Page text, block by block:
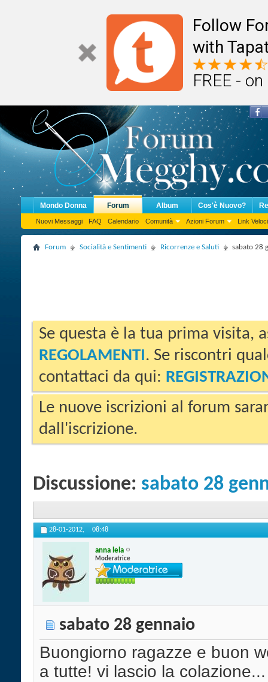
Follow
with
FREE -
Mondo Donna Forum
Nuovi Messaggi FAQ Calendario Comunità Azioni Forum Link Veloci
Album Cos'è Nuovo?
Forum Socialità e Sentimenti Ricorrenze e Saluti sabato 28
Se questa è la tua prima visita,
REGOLAMENTI. Se riscontri
contattaci da qui:
Le nuove iscrizioni al forum
dall'iscrizione.
Discussione: sabato 28
28-01-2012, 08:48
anna lela
Moderatrice
sabato 28 gennaio
Buongiorno ragazze e buon
a tutte! vi lascio la colazione...